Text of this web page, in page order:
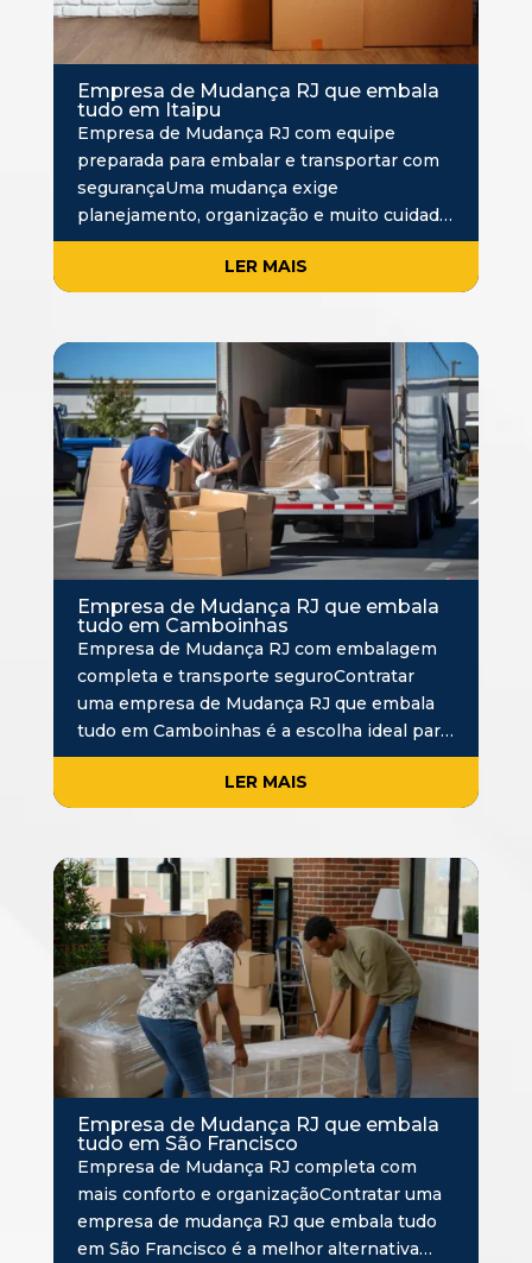
Empresa de Mudança RJ que embala
tudo em Itaipu
Empresa de Mudança RJ com equipe
preparada para embalar e transportar com
segurançaUma mudança exige
planejamento, organização e muito cuidado
com os bens transportados. Por isso,
contratar uma empresa de Mudança RJ que
embala tudo em Itaipu é uma ex…
LER MAIS
Empresa de Mudança RJ que embala
tudo em Camboinhas
Empresa de Mudança RJ com embalagem
completa e transporte seguroContratar
uma empresa de Mudança RJ que embala
tudo em Camboinhas é a escolha ideal para
quem busca praticidade, organização e
segurança durante a mudança. Em vez de
lidar com caixas, de…
LER MAIS
Empresa de Mudança RJ que embala
tudo em São Francisco
Empresa de Mudança RJ completa com
mais conforto e organizaçãoContratar uma
empresa de mudança RJ que embala tudo
em São Francisco é a melhor alternativa